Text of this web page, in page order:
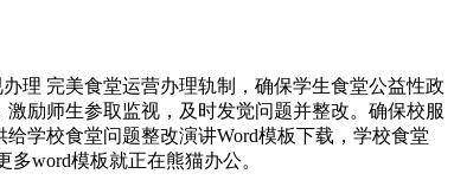
理 完美食堂运营办理轨制，确保学生食堂公益性政
励师生参取监视，及时发觉问题并整改。确保校服
学校食堂问题整改演讲Word模板下载，学校食堂
word模板就正在熊猫办公。